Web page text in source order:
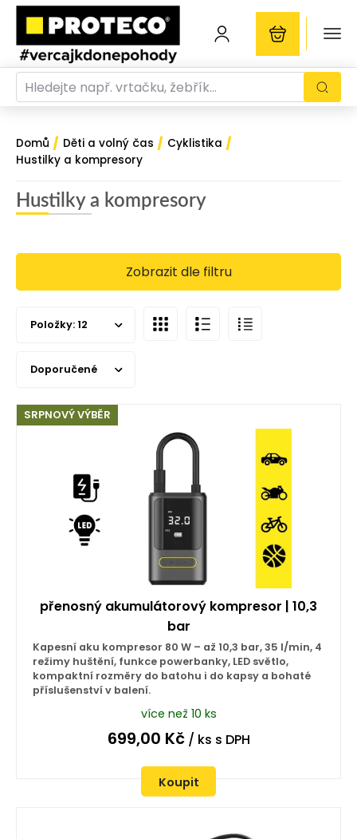
Domů / Děti a volný čas / Cyklistika /
Hustilky a kompresory
Hustilky a kompresory
Zobrazit dle filtru
Položky: 12
Doporučené
SRPNOVÝ VÝBĚR
přenosný akumulátorový kompresor | 10,3
bar
Kapesní aku kompresor 80 W – až 10,3 bar, 35 l/min, 4
režimy huštění, funkce powerbanky, LED světlo,
kompaktní rozměry do batohu i do kapsy a bohaté
příslušenství v balení.
více než 10 ks
699,00 Kč/ ks s DPH
Koupit